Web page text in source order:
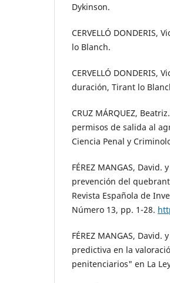
Dykinson.
CERVELLÓ DONDERIS,
lo Blanch.
CERVELLÓ DONDERIS,
duración, Tirant lo
CRUZ MÁRQUEZ,
permisos de salida al
Ciencia Penal y
FÉREZ MANGAS, David.
prevención del
Revista Española de
Número 13, pp. 1-28.
FÉREZ MANGAS, David.
predictiva en la
penitenciarios" en La